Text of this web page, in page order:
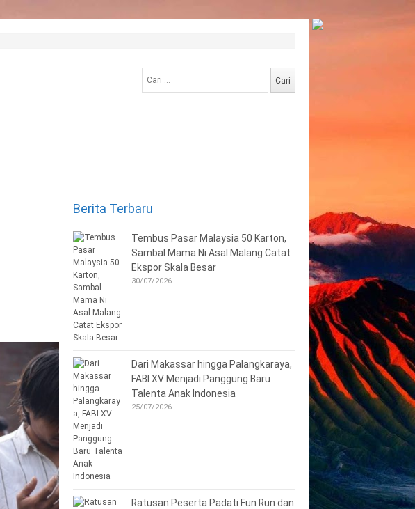
untuk:
Berita Terbaru
Tembus Pasar Malaysia 50 Karton,
Sambal Mama Ni Asal Malang Catat
Ekspor Skala Besar
30/07/2026
Dari Makassar hingga Palangkaraya,
FABI XV Menjadi Panggung Baru
Talenta Anak Indonesia
25/07/2026
Ratusan Peserta Padati Fun Run dan